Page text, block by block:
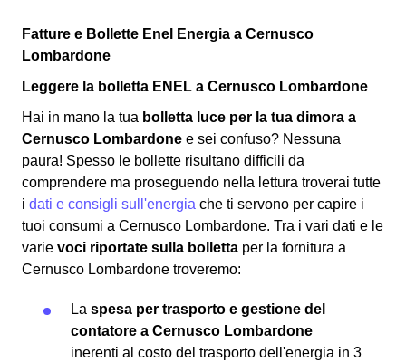
Fatture e Bollette Enel Energia a Cernusco
Lombardone
Leggere la bolletta ENEL a Cernusco Lombardone
Hai in mano la tua bolletta luce per la tua dimora a
Cernusco Lombardone e sei confuso? Nessuna
paura! Spesso le bollette risultano difficili da
comprendere ma proseguendo nella lettura troverai tutte
i dati e consigli sull'energia che ti servono per capire i
tuoi consumi a Cernusco Lombardone. Tra i vari dati e le
varie voci riportate sulla bolletta per la fornitura a
Cernusco Lombardone troveremo:
La spesa per trasporto e gestione del
contatore a Cernusco Lombardone
inerenti al costo del trasporto dell'energia in 3